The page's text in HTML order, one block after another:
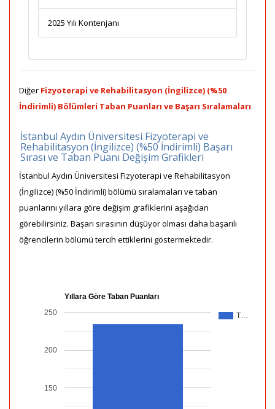
2025 Yılı Kontenjanı
Diğer Fizyoterapi ve Rehabilitasyon (İngilizce) (%50
İndirimli) Bölümleri Taban Puanları ve Başarı Sıralamaları
İstanbul Aydın Üniversitesi Fizyoterapi ve
Rehabilitasyon (İngilizce) (%50 İndirimli) Başarı
Sırası ve Taban Puanı Değişim Grafikleri
İstanbul Aydın Üniversitesi Fizyoterapi ve Rehabilitasyon
(İngilizce) (%50 İndirimli) bölümü sıralamaları ve taban
puanlarını yıllara göre değişim grafiklerini aşağıdan
görebilirsiniz. Başarı sırasının düşüyor olması daha başarılı
öğrencilerin bölümü tercih ettiklerini göstermektedir.
Yıllara Göre Taban Puanları
T…
150
200
250